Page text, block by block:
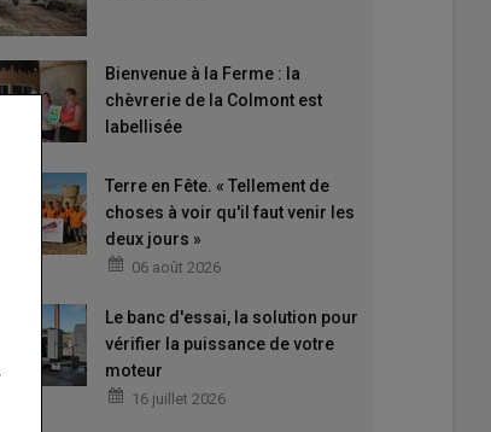
Bienvenue à la Ferme : la
chèvrerie de la Colmont est
labellisée
Terre en Fête. « Tellement de
choses à voir qu'il faut venir les
deux jours »
06 août 2026
Le banc d'essai, la solution pour
vérifier la puissance de votre
moteur
16 juillet 2026